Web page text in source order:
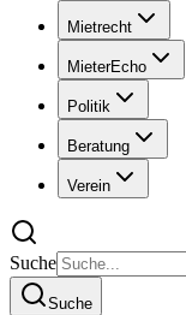
Mietrecht
MieterEcho
Politik
Beratung
Verein
Suche
Suche